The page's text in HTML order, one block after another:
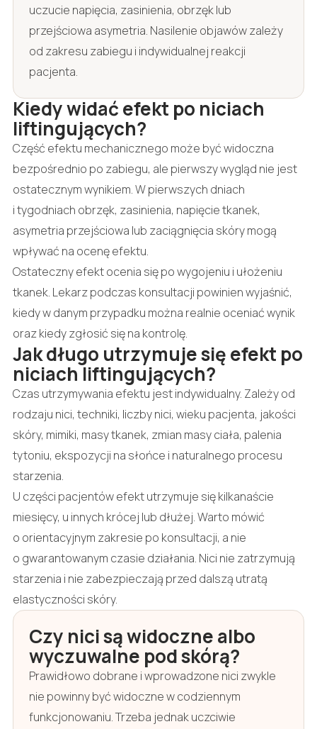
uczucie napięcia, zasinienia, obrzęk lub
przejściowa asymetria. Nasilenie objawów zależy
od zakresu zabiegu i indywidualnej reakcji
pacjenta.
Kiedy widać efekt po niciach
liftingujących?
Część efektu mechanicznego może być widoczna
bezpośrednio po zabiegu, ale pierwszy wygląd nie jest
ostatecznym wynikiem. W pierwszych dniach
i tygodniach obrzęk, zasinienia, napięcie tkanek,
asymetria przejściowa lub zaciągnięcia skóry mogą
wpływać na ocenę efektu.
Ostateczny efekt ocenia się po wygojeniu i ułożeniu
tkanek. Lekarz podczas konsultacji powinien wyjaśnić,
kiedy w danym przypadku można realnie oceniać wynik
oraz kiedy zgłosić się na kontrolę.
Jak długo utrzymuje się efekt po
niciach liftingujących?
Czas utrzymywania efektu jest indywidualny. Zależy od
rodzaju nici, techniki, liczby nici, wieku pacjenta, jakości
skóry, mimiki, masy tkanek, zmian masy ciała, palenia
tytoniu, ekspozycji na słońce i naturalnego procesu
starzenia.
U części pacjentów efekt utrzymuje się kilkanaście
miesięcy, u innych krócej lub dłużej. Warto mówić
o orientacyjnym zakresie po konsultacji, a nie
o gwarantowanym czasie działania. Nici nie zatrzymują
starzenia i nie zabezpieczają przed dalszą utratą
elastyczności skóry.
Czy nici są widoczne albo
wyczuwalne pod skórą?
Prawidłowo dobrane i wprowadzone nici zwykle
nie powinny być widoczne w codziennym
funkcjonowaniu. Trzeba jednak uczciwie